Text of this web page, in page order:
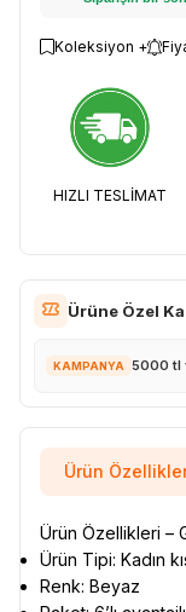
Koleksiyon +
HIZLI TESLİMAT
Ürüne Özel
KAMPANYA 5000 tl
Ürün
Ürün Özellikleri –
Ürün Tipi: Kadın
Renk: Beyaz